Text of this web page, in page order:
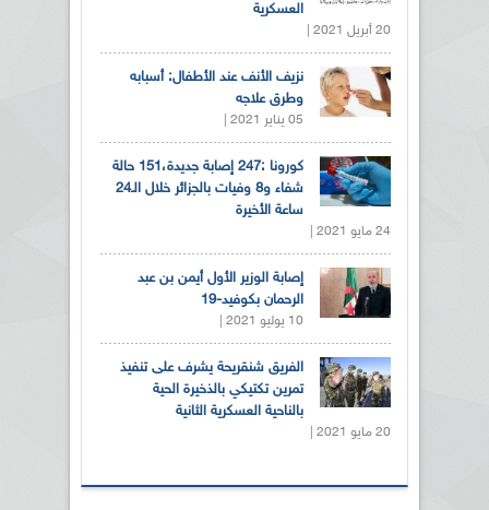
العسكرية
20 أبريل 2021 |
نزيف الأنف عند الأطفال: أسبابه
وطرق علاجه
05 يناير 2021 |
كورونا :247 إصابة جديدة،151 حالة
شفاء و8 وفيات بالجزائر خلال الـ24
ساعة الأخيرة
24 مايو 2021 |
إصابة الوزير الأول أيمن بن عبد
الرحمان بكوفيد-19
10 يوليو 2021 |
الفريق شنقريحة يشرف على تنفيذ
تمرين تكتيكي بالذخيرة الحية
بالناحية العسكرية الثانية
20 مايو 2021 |